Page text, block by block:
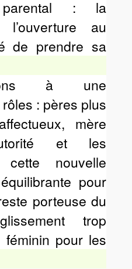
parental : la
au
de prendre sa
à une
: pères plus
mère
et les
nouvelle
pour
porteuse du
trop
pour les